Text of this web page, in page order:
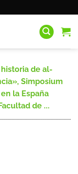
historia de al-
Simposium
la España
de ...